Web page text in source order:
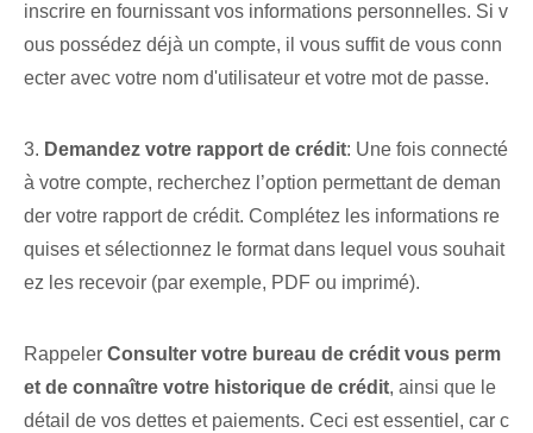
inscrire en fournissant vos⁤ informations personnelles. Si v
ous possédez déjà un compte, il vous suffit de vous conn
ecter avec votre nom d'utilisateur et votre mot de passe.
3. Demandez votre rapport de crédit: Une fois connecté
à votre compte, recherchez l’option permettant de deman
der votre rapport de crédit. Complétez les informations re
quises et sélectionnez le format dans lequel vous souhait
ez les recevoir (par exemple, PDF ou imprimé).
Rappeler Consulter votre bureau de crédit vous perm
et de connaître votre historique de crédit, ainsi que le
détail de vos dettes et paiements. Ceci est essentiel, car c